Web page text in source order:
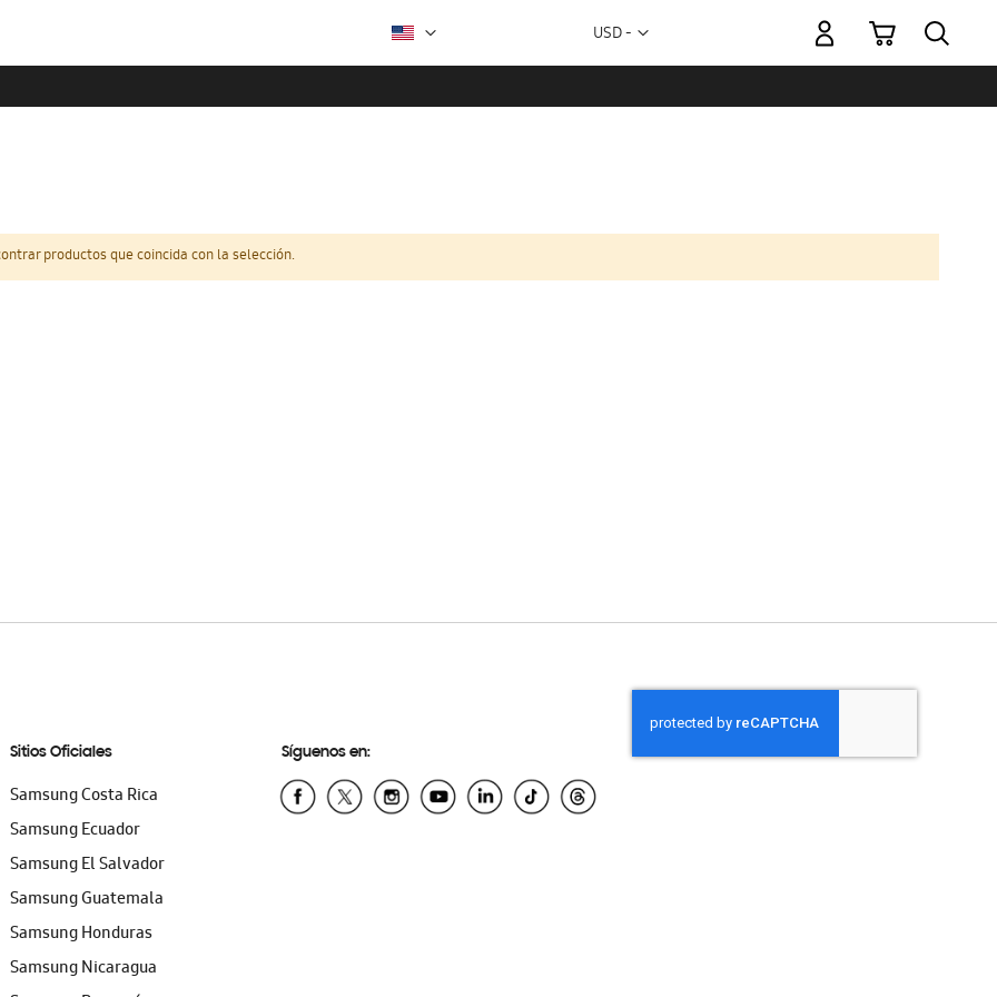
Moneda
USD -
Mi carrito
productos que coincida con la selección.
Sitios Oficiales
Samsung Costa Rica
Samsung Ecuador
Samsung El Salvador
Samsung Guatemala
Samsung Honduras
Samsung Nicaragua
Síguenos en: